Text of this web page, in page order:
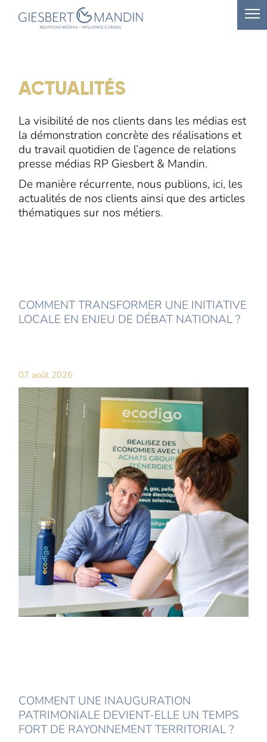
ACTUALITÉS
La visibilité de nos clients dans les médias est
la démonstration concrète des réalisations et
du travail quotidien de l’agence de relations
presse médias RP Giesbert & Mandin.
De manière récurrente, nous publions, ici, les
actualités de nos clients ainsi que des articles
thématiques sur nos métiers.
COMMENT TRANSFORMER UNE INITIATIVE
LOCALE EN ENJEU DE DÉBAT NATIONAL ?
07 août 2026
COMMENT UNE INAUGURATION
PATRIMONIALE DEVIENT-ELLE UN TEMPS
FORT DE RAYONNEMENT TERRITORIAL ?